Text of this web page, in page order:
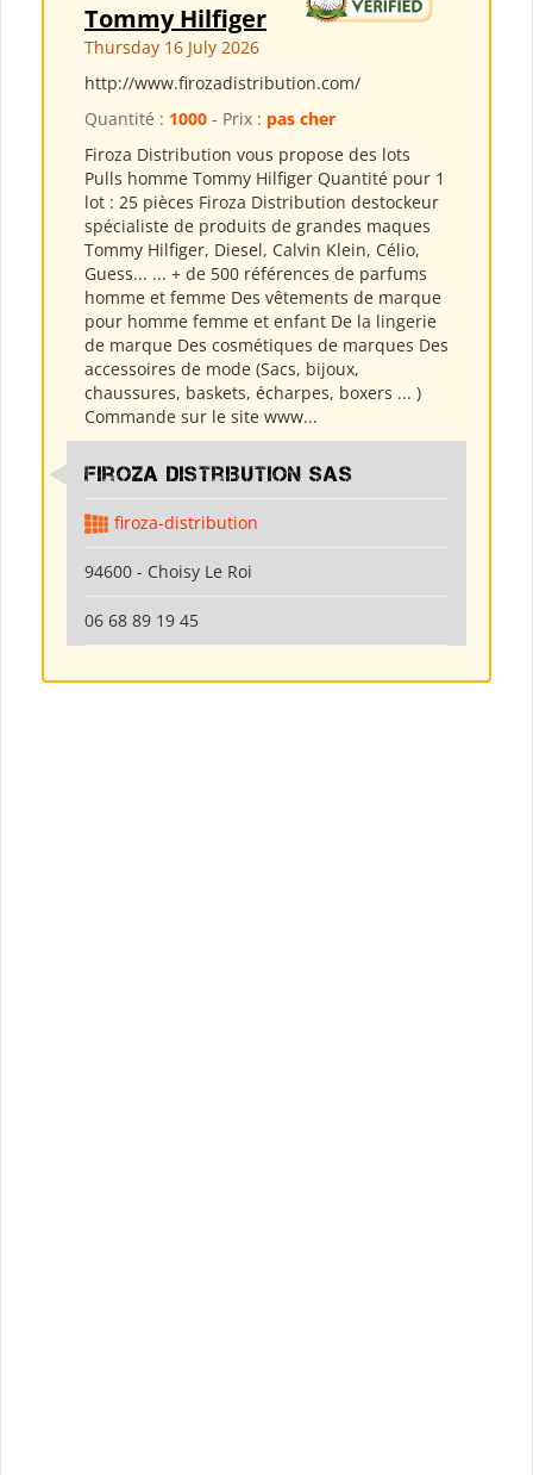
Tommy Hilfiger
Thursday 16 July 2026
http://www.firozadistribution.com/
Quantité : 1000 - Prix : pas cher
Firoza Distribution vous propose des lots
Pulls homme Tommy Hilfiger Quantité pour 1
lot : 25 pièces Firoza Distribution destockeur
spécialiste de produits de grandes maques
Tommy Hilfiger, Diesel, Calvin Klein, Célio,
Guess... ... + de 500 références de parfums
homme et femme Des vêtements de marque
pour homme femme et enfant De la lingerie
de marque Des cosmétiques de marques Des
accessoires de mode (Sacs, bijoux,
chaussures, baskets, écharpes, boxers ... )
Commande sur le site www...
Firoza Distribution SAS
firoza-distribution
94600 - Choisy Le Roi
06 68 89 19 45